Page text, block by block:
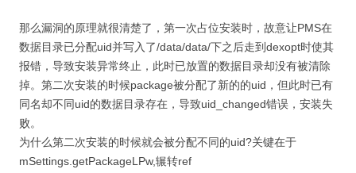
那么漏洞的原理就很清楚了，第一次占位安装时，故意让PMS在
数据目录已分配uid并写入了/data/data/下之后走到dexopt时使其
报错，导致安装异常终止，此时已放置的数据目录却没有被清除
掉。第二次安装的时候package被分配了新的的uid，但此时已有
同名却不同uid的数据目录存在，导致uid_changed错误，安装失
败。
为什么第二次安装的时候就会被分配不同的uid?关键在于
mSettings.getPackageLPw,辗转ref